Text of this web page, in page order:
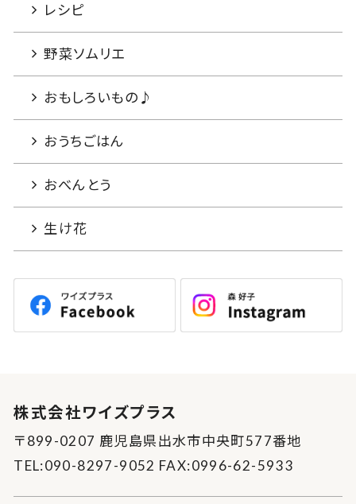
レシピ
野菜ソムリエ
おもしろいもの♪
おうちごはん
おべんとう
生け花
株式会社ワイズプラス
〒899-0207 鹿児島県出水市中央町577番地
TEL:090-8297-9052 FAX:0996-62-5933